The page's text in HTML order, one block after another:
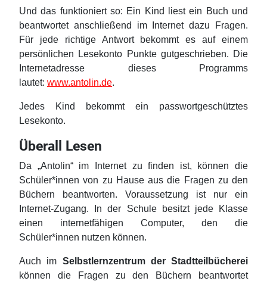
Und das funktioniert so: Ein Kind liest ein Buch und
beantwortet anschließend im Internet dazu Fragen.
Für jede richtige Antwort bekommt es auf einem
persönlichen Lesekonto Punkte gutgeschrieben. Die
Internetadresse dieses Programms
lautet: www.antolin.de.
Jedes Kind bekommt ein passwortgeschütztes
Lesekonto.
Überall Lesen
Da „Antolin“ im Internet zu finden ist, können die
Schüler*innen von zu Hause aus die Fragen zu den
Büchern beantworten. Voraussetzung ist nur ein
Internet-Zugang. In der Schule besitzt jede Klasse
einen internetfähigen Computer, den die
Schüler*innen nutzen können.
Auch im Selbstlernzentrum der Stadtteilbücherei
können die Fragen zu den Büchern beantwortet